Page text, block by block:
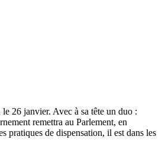
26 janvier. Avec à sa tête un duo :
remettra au Parlement, en
pratiques de dispensation, il est dans les